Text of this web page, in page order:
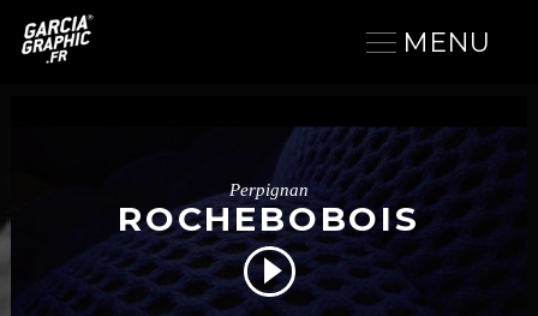
MENU
Perpignan
ROCHEBOBOIS